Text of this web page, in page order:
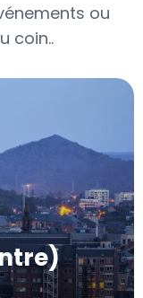
ou
coin..